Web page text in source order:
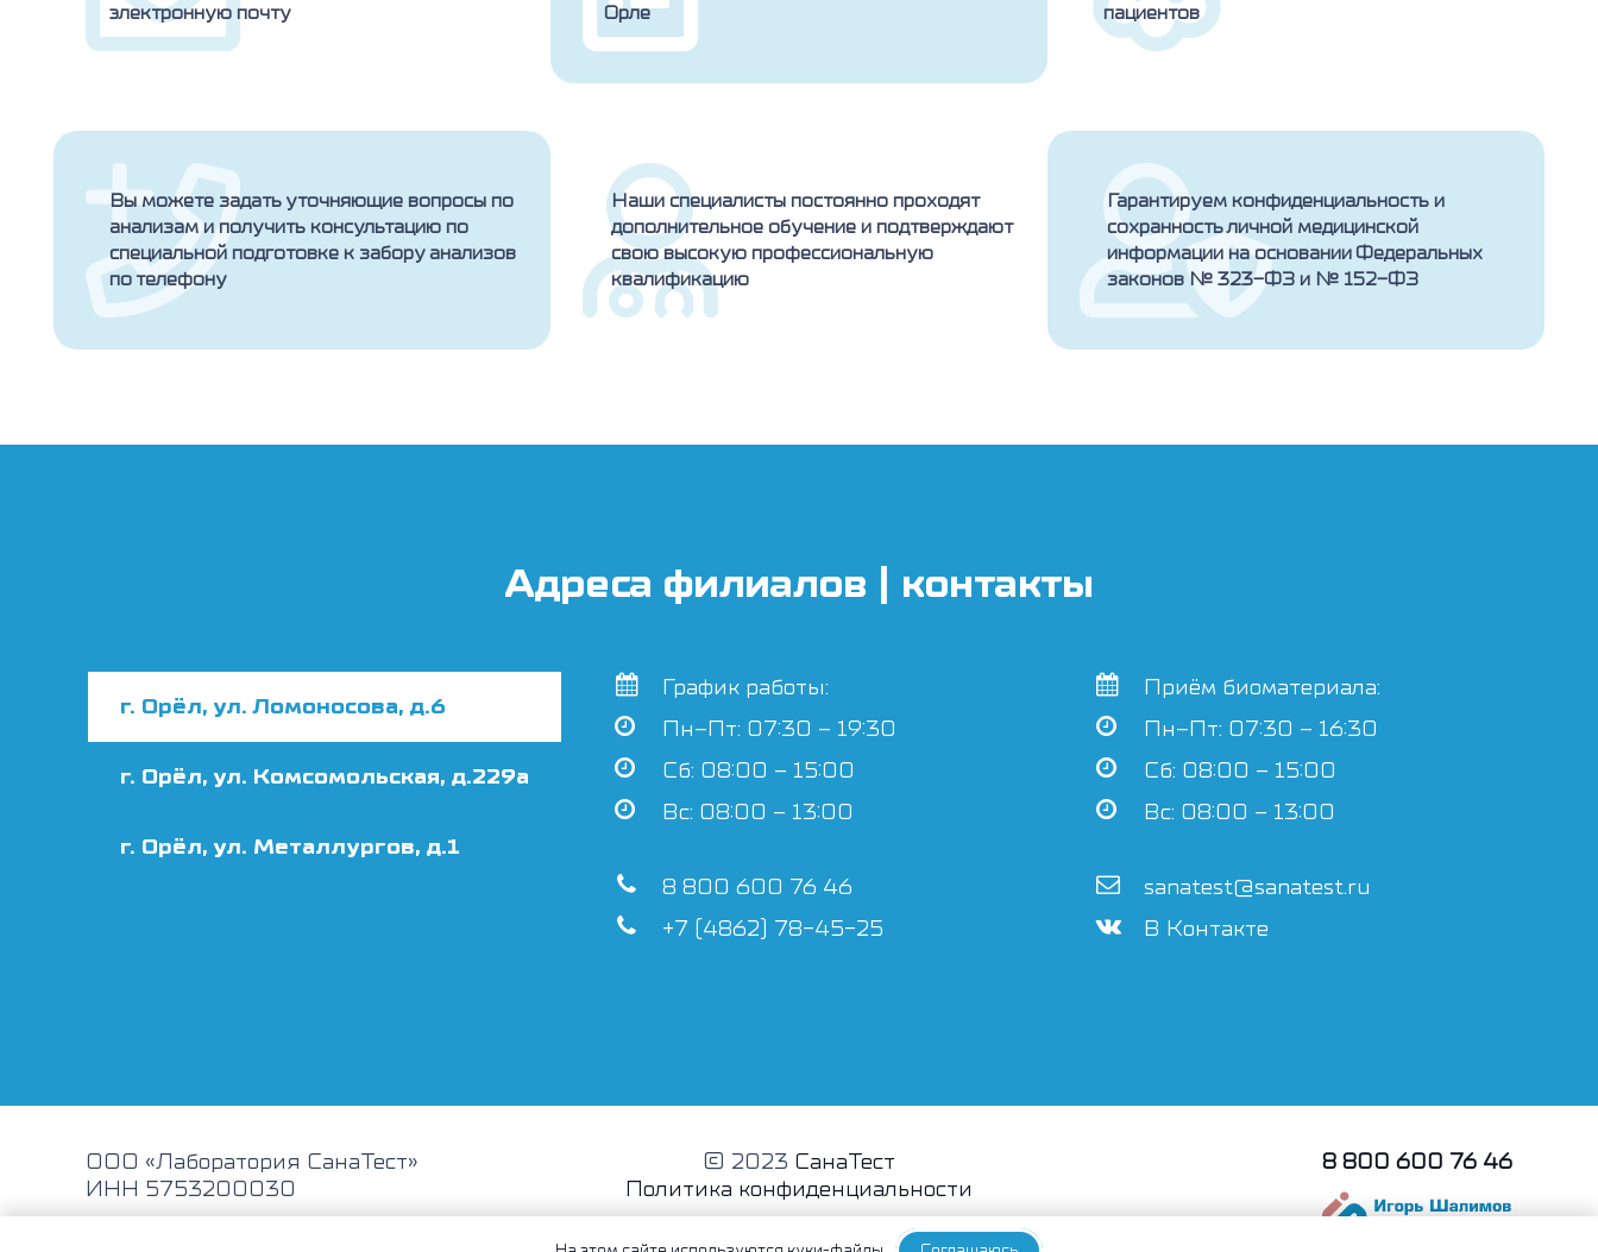
электронную почту
Орле
пациентов
Вы можете задать уточняющие вопросы по
анализам и получить консультацию по
специальной подготовке к забору анализов
по телефону
Наши специалисты постоянно проходят
дополнительное обучение и подтверждают
свою высокую профессиональную
квалификацию
Гарантируем конфиденциальность и
сохранность личной медицинской
информации на основании Федеральных
законов № 323-ФЗ и № 152-ФЗ
Адреса филиалов | контакты
г. Орёл, ул. Ломоносова, д.6
г. Орёл, ул. Комсомольская, д.229а
г. Орёл, ул. Металлургов, д.1
График работы:
Пн–Пт: 07:30 – 19:30
Сб: 08:00 – 15:00
Вс: 08:00 – 13:00
8 800 600 76 46
+7 (4862) 78-45-25
Приём биоматериала:
Пн–Пт: 07:30 – 16:30
Сб: 08:00 – 15:00
Вс: 08:00 – 13:00
sanatest@sanatest.ru
В Контакте
ООО «Лаборатория СанаТест»
ИНН 5753200030
© 2023 СанаТест
Политика конфиденциальности
8 800 600 76 46